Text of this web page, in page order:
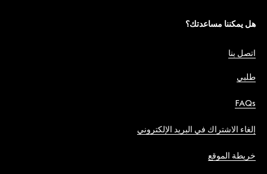
هل يمكننا مساعدتك؟
اتصل بنا
طلبي
FAQs
إلغاء الاشتراك في البريد الإلكتروني
خريطة الموقع